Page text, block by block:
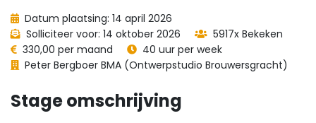
Datum plaatsing: 14 april 2026
Solliciteer voor: 14 oktober 2026
5917x Bekeken
330,00 per maand
40 uur per week
Peter Bergboer BMA (Ontwerpstudio Brouwersgracht)
Stage omschrijving